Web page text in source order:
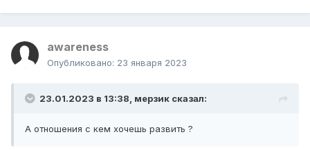
awareness
Опубликовано: 23 января 2023
23.01.2023 в 13:38, мерзик сказал:
А отношения с кем хочешь развить ?